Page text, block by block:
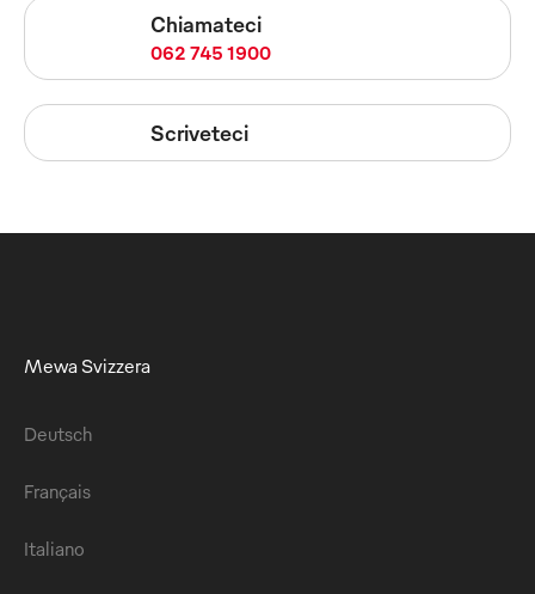
Chiamateci
062 745 1900
Scriveteci
Mewa Svizzera
Deutsch
Français
Italiano